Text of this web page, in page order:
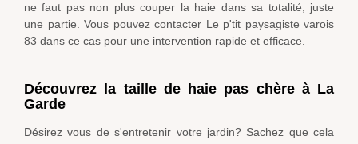
ne faut pas non plus couper la haie dans sa totalité, juste
une partie. Vous pouvez contacter Le p'tit paysagiste varois
83 dans ce cas pour une intervention rapide et efficace.
Découvrez la taille de haie pas chère à La
Garde
Désirez vous de s'entretenir votre jardin? Sachez que cela